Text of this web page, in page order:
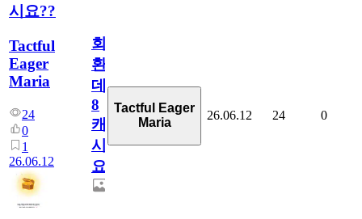
시요??
Tactful
Eager
Maria
24
0
1
26.06.12
회
환
데
8
캐
시
요??
Tactful Eager
Maria
26.06.12 24 0